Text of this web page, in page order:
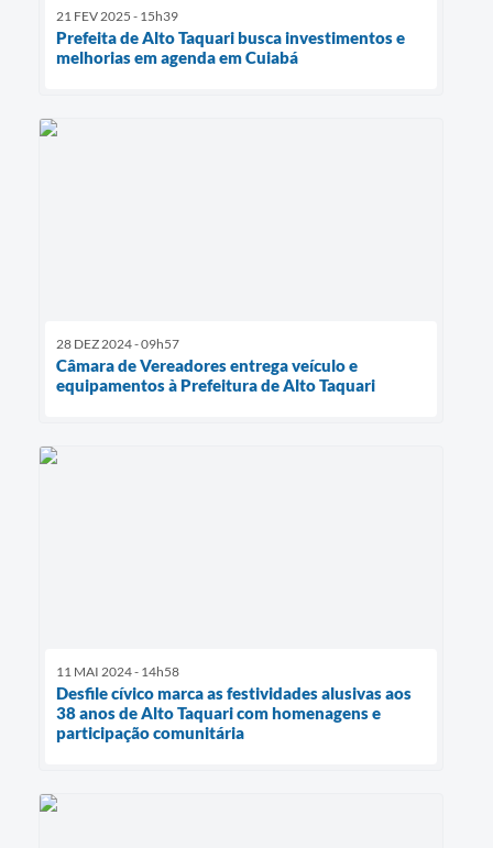
21 FEV 2025 - 15h39
Prefeita de Alto Taquari busca investimentos e
melhorias em agenda em Cuiabá
28 DEZ 2024 - 09h57
Câmara de Vereadores entrega veículo e
equipamentos à Prefeitura de Alto Taquari
11 MAI 2024 - 14h58
Desfile cívico marca as festividades alusivas aos
38 anos de Alto Taquari com homenagens e
participação comunitária